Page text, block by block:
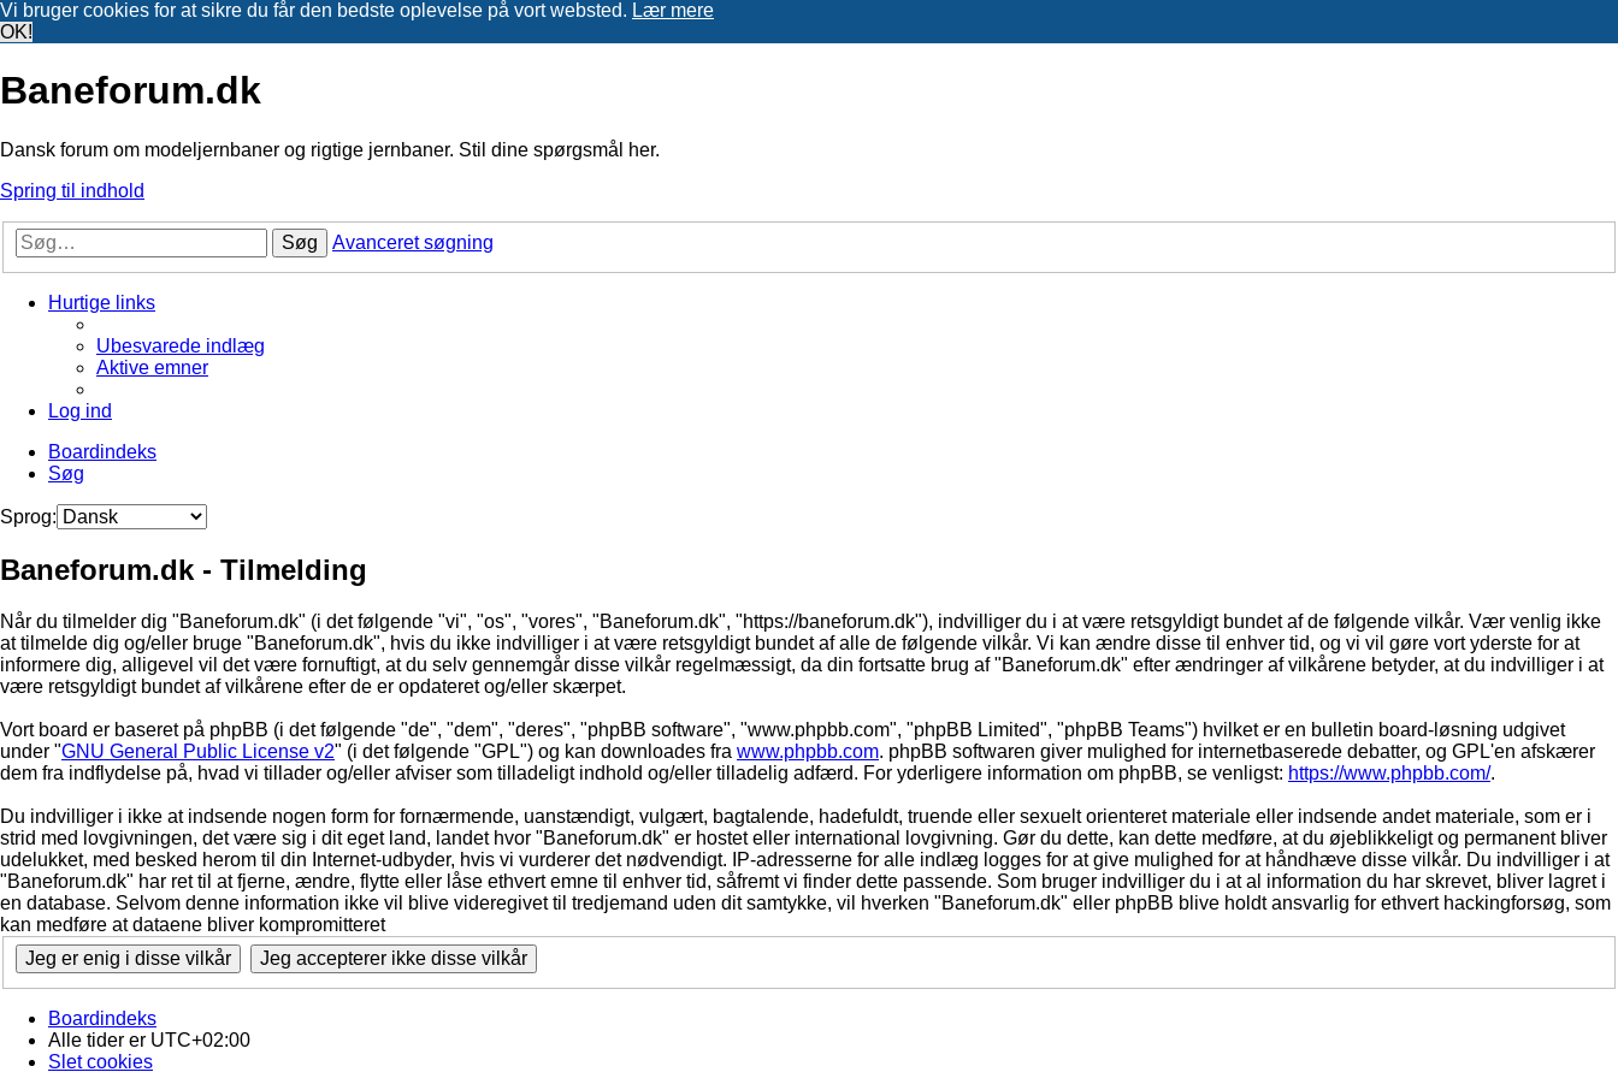
Vi bruger cookies for at sikre du får den bedste oplevelse på vort websted. Lær mere
OK!
Baneforum.dk
Dansk forum om modeljernbaner og rigtige jernbaner. Stil dine spørgsmål her.
Spring til indhold
Søg Avanceret søgning
Hurtige links
Ubesvarede indlæg
Aktive emner
Log ind
Boardindeks
Søg
Sprog:
Baneforum.dk - Tilmelding
Når du tilmelder dig "Baneforum.dk" (i det følgende "vi", "os", "vores", "Baneforum.dk", "https://baneforum.dk"), indvilliger du i at være retsgyldigt bundet af de følgende vilkår. Vær venlig ikke
at tilmelde dig og/eller bruge "Baneforum.dk", hvis du ikke indvilliger i at være retsgyldigt bundet af alle de følgende vilkår. Vi kan ændre disse til enhver tid, og vi vil gøre vort yderste for at
informere dig, alligevel vil det være fornuftigt, at du selv gennemgår disse vilkår regelmæssigt, da din fortsatte brug af "Baneforum.dk" efter ændringer af vilkårene betyder, at du indvilliger i at
være retsgyldigt bundet af vilkårene efter de er opdateret og/eller skærpet.
Vort board er baseret på phpBB (i det følgende "de", "dem", "deres", "phpBB software", "www.phpbb.com", "phpBB Limited", "phpBB Teams") hvilket er en bulletin board-løsning udgivet
under "GNU General Public License v2" (i det følgende "GPL") og kan downloades fra www.phpbb.com. phpBB softwaren giver mulighed for internetbaserede debatter, og GPL'en afskærer
dem fra indflydelse på, hvad vi tillader og/eller afviser som tilladeligt indhold og/eller tilladelig adfærd. For yderligere information om phpBB, se venligst: https://www.phpbb.com/.
Du indvilliger i ikke at indsende nogen form for fornærmende, uanstændigt, vulgært, bagtalende, hadefuldt, truende eller sexuelt orienteret materiale eller indsende andet materiale, som er i
strid med lovgivningen, det være sig i dit eget land, landet hvor "Baneforum.dk" er hostet eller international lovgivning. Gør du dette, kan dette medføre, at du øjeblikkeligt og permanent bliver
udelukket, med besked herom til din Internet-udbyder, hvis vi vurderer det nødvendigt. IP-adresserne for alle indlæg logges for at give mulighed for at håndhæve disse vilkår. Du indvilliger i at
"Baneforum.dk" har ret til at fjerne, ændre, flytte eller låse ethvert emne til enhver tid, såfremt vi finder dette passende. Som bruger indvilliger du i at al information du har skrevet, bliver lagret i
en database. Selvom denne information ikke vil blive videregivet til tredjemand uden dit samtykke, vil hverken "Baneforum.dk" eller phpBB blive holdt ansvarlig for ethvert hackingforsøg, som
kan medføre at dataene bliver kompromitteret
Boardindeks
Alle tider er UTC+02:00
Slet cookies